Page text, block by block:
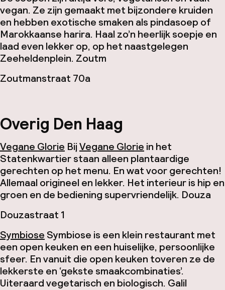
vegan. Ze zijn gemaakt met bijzondere kruiden
en hebben exotische smaken als pindasoep of
Marokkaanse harira. Haal zo’n heerlijk soepje en
laad even lekker op, op het naastgelegen
Zeeheldenplein. Zoutm
Zoutmanstraat 70a
Overig Den Haag
Vegane Glorie BijVegane Glorie in het
Statenkwartier staan alleen plantaardige
gerechten op het menu. En wat voor gerechten!
Allemaal origineel en lekker. Het interieur is hip en
groen en de bediening supervriendelijk. Douza
Douzastraat 1
Symbiose Symbiose is een klein restaurant met
een open keuken en een huiselijke, persoonlijke
sfeer. En vanuit die open keuken toveren ze de
lekkerste en ‘gekste smaakcombinaties’.
Uiteraard vegetarisch en biologisch. Galil